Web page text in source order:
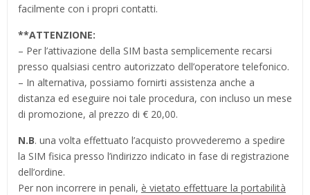
facilmente con i propri contatti.
**ATTENZIONE:
– Per l’attivazione della SIM basta semplicemente recarsi
presso qualsiasi centro autorizzato dell’operatore telefonico.
– In alternativa, possiamo fornirti assistenza anche a
distanza ed eseguire noi tale procedura, con incluso un mese
di promozione, al prezzo di € 20,00.
N.B. una volta effettuato l’acquisto provvederemo a spedire
la SIM fisica presso l’indirizzo indicato in fase di registrazione
dell’ordine.
Per non incorrere in penali, è vietato effettuare la portabilità